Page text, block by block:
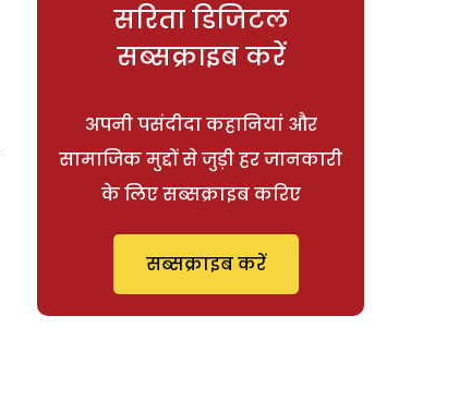
सरिता डिजिटल
सब्सक्राइब करें
अपनी पसंदीदा कहानियां और
सामाजिक मुद्दों से जुड़ी हर जानकारी
के लिए सब्सक्राइब करिए
सब्सक्राइब करें